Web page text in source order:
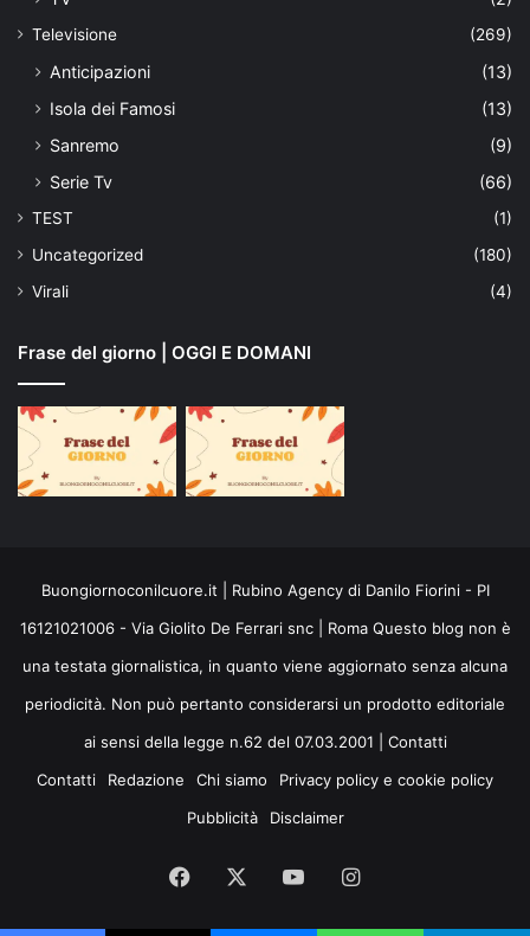
Televisione (269)
Anticipazioni
(13)
Isola dei Famosi
(13)
Sanremo
(9)
Serie Tv
(66)
TEST
(1)
Uncategorized
(180)
Virali
(4)
Frase del giorno | OGGI E DOMANI
Buongiornoconilcuore.it | Rubino Agency di Danilo Fiorini - PI
16121021006 - Via Giolito De Ferrari snc | Roma Questo blog non è
una testata giornalistica, in quanto viene aggiornato senza alcuna
periodicità. Non può pertanto considerarsi un prodotto editoriale
ai sensi della legge n.62 del 07.03.2001 | Contatti
Contatti
Redazione Chi siamo
Privacy policy e cookie policy
Pubblicità
Disclaimer